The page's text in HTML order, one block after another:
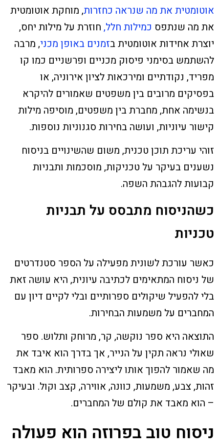
אוטומטית את מה שנראה כחזרות, מוחקת אוטומטית
את מה שנתפס כמילות חלל, חוזרת על מילות יחס,
יוצרת אחידות אוטומטית בזמנים באופן מכני, מרבה
להשתמש בסימני פיסוק מכניים ופרשניים כמו קו
מפריד, נקודתיים ומירכאות לציון אירוניה, או
בפסיקים מרובים בין משפטים שאמורים להיקרא
בנשימה אחת, מחברת בין משפטים, מוסיפה מילות
קישור עיוניות, ועושה בחירות סגנוניות נוספות.
זוהי עריכת תוכן טכנית, משום שהשינויים בניסוח
נשענים בעיקר על טכניקות, מוסכמות ותבניות
קבועות להגבהת השפה.
כשהניסוח מתבסס על תבניות
טכניות
כאשר עורכת לשונית מפעילה על הספר סטנדרטים
של ניסוח המתאימים לכתיבה עיונית, היא עושה זאת
בלי להפעיל שיקולים ספרותיים ובלי לקיים דיון עם
המחברים על משמעות הבחירות.
התוצאה היא ספר נוקשה, קר, מרוחק ותלוש. ספר
שאולי נראה תקין על הנייר, אך בדרך הוא איבד את
מה שאמור להפוך אותו ליצירה ספרותית. הוא מאבד
זהות, צבע, משמעות, כוונה, אווירה, קצב וקול. ובעיקר
– הוא מאבד את קולם של המחברים.
ניסוח טוב בפרוזה הוא פעולה